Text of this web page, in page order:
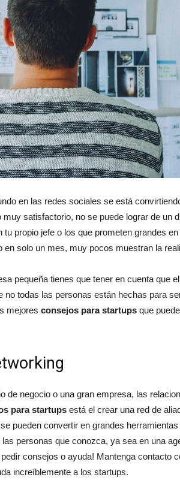
en las redes sociales se está
satisfactorio, no se puede lograr de un
propio jefe o los que prometen grandes
en solo un mes, muy pocos muestran la
pequeña tienes que tener en cuenta que
no todas las personas están hechas para
mejores consejos para startups que
de negocio o una gran empresa, las
para startups está el crear una red de
pueden convertir en grandes
personas que conozca, ya sea en una
consejos o ayuda! Mantenga contacto
increíblemente a los startups.